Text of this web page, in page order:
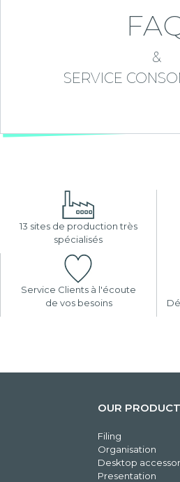
&
SERVICE
13 sites de production très
spécialisés
Service Clients à l'écoute
de vos besoins
OUR
Filing
Organisation
Desktop
Presentation